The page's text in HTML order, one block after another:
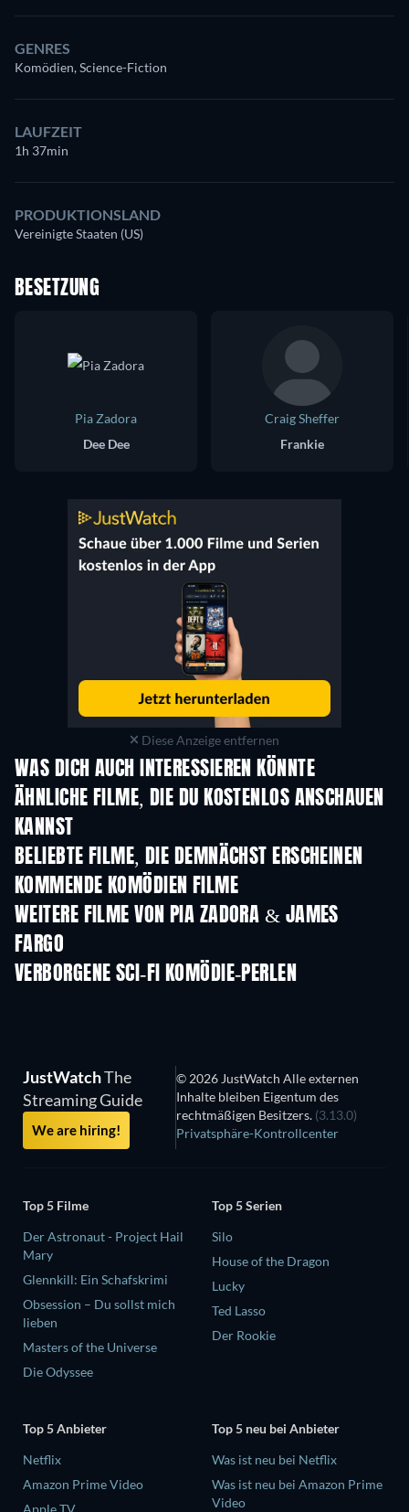
GENRES
Komödien, Science-Fiction
LAUFZEIT
1h 37min
PRODUKTIONSLAND
Vereinigte Staaten (US)
BESETZUNG
Pia Zadora
Dee Dee
Craig Sheffer
Frankie
Diese Anzeige entfernen
WAS DICH AUCH INTERESSIEREN KÖNNTE
ÄHNLICHE FILME, DIE DU KOSTENLOS ANSCHAUEN
KANNST
BELIEBTE FILME, DIE DEMNÄCHST ERSCHEINEN
KOMMENDE KOMÖDIEN FILME
WEITERE FILME VON PIA ZADORA & JAMES
FARGO
VERBORGENE SCI-FI KOMÖDIE-PERLEN
JustWatchThe
Streaming Guide
We are hiring!
© 2026 JustWatch Alle externen
Inhalte bleiben Eigentum des
rechtmäßigen Besitzers. (3.13.0)
Privatsphäre-Kontrollcenter
Top 5 Filme
Der Astronaut - Project Hail
Mary
Glennkill: Ein Schafskrimi
Obsession – Du sollst mich
lieben
Masters of the Universe
Die Odyssee
Top 5 Serien
Silo
House of the Dragon
Lucky
Ted Lasso
Der Rookie
Top 5 Anbieter
Netflix
Amazon Prime Video
Apple TV
Top 5 neu bei Anbieter
Was ist neu bei Netflix
Was ist neu bei Amazon Prime
Video